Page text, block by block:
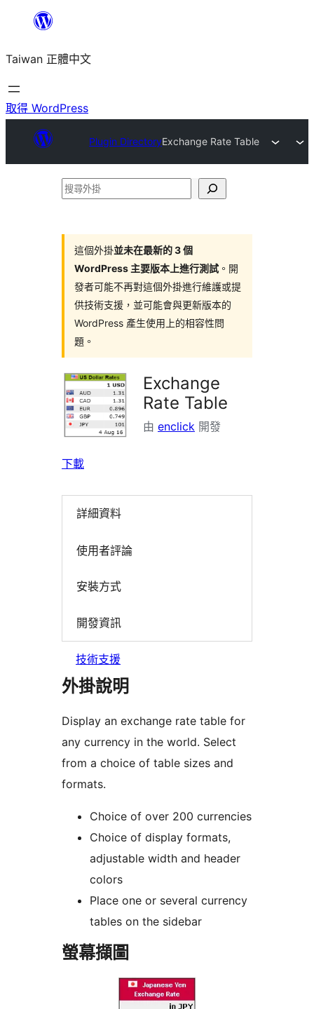
主
要
內
Taiwan 正體中文
取得 WordPress
Plugin DirectoryExchange Rate Table
搜
這個外掛並未在最新的 3 個
WordPress 主要版本上進行測試 。開
發者可能不再對這個外掛進行維護或提
供技術支援，並可能會與更新版本的
WordPress 產生使用上的相容性問
題。
Exchange
Rate Table
由 enclick 開發
下載
詳細資料
使用者評論
安裝方式
開發資訊
技術支援
外掛說明
Display an exchange rate table for
any currency in the world. Select
from a choice of table sizes and
formats.
Choice of over 200 currencies
Choice of display formats,
adjustable width and header
colors
Place one or several currency
tables on the sidebar
螢幕擷圖